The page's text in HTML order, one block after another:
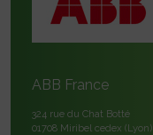
ABB France
324 rue du Chat Botté
01708 Miribel cedex (Lyon)